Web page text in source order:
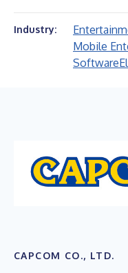
Industry:
Mobile
Software
CAPCOM CO., LTD.